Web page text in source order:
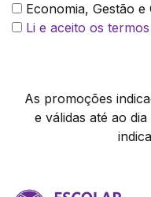
Economia, Gestão e
Li e aceito os
As promoções
e válidas até ao